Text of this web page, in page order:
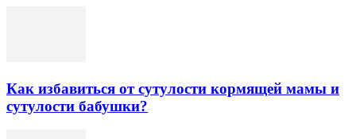
Как избавиться от сутулости кормящей мамы и
сутулости бабушки?